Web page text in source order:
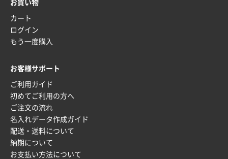
神奈川県S社様
2025年12月16日 10:39
短納期対応が素晴らしい
富山県O社様
uni ジェットストリーム 07
2025年12月09日 14:04
安い、早い
お買い物
カート
ログイン
もう一度購入
お客様サポート
ご利用ガイド
初めてご利用の方へ
ご注文の流れ
名入れデータ作成ガイド
配送・送料について
納期について
お支払い方法について